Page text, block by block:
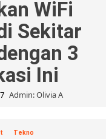
WiFi
Sekitar
3
Ini
Admin: Olivia A
Tekno